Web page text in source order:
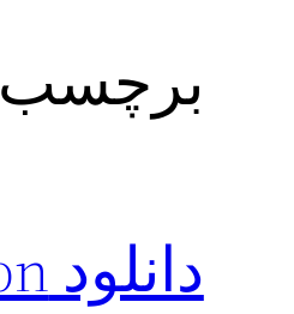
دانلود grooz vpn برای نسخه اصلی